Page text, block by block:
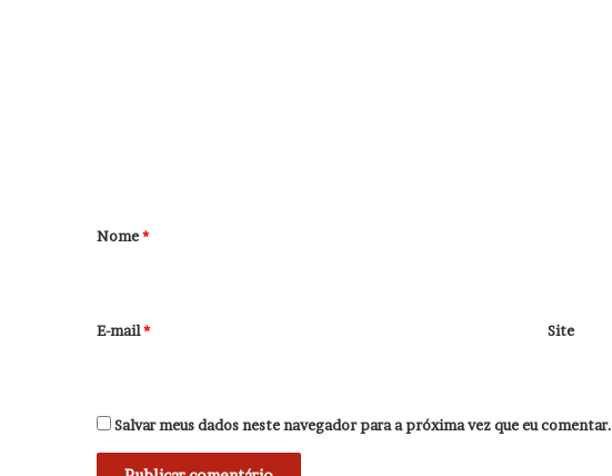
r
*
Nome*
E-mail* Site
Salvar meus dados neste navegador para a próxima vez que eu comentar.